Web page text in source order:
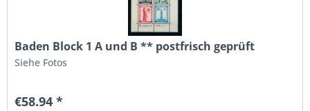
Baden Block 1 A und B ** postfrisch geprüft
Siehe Fotos
€58.94 *